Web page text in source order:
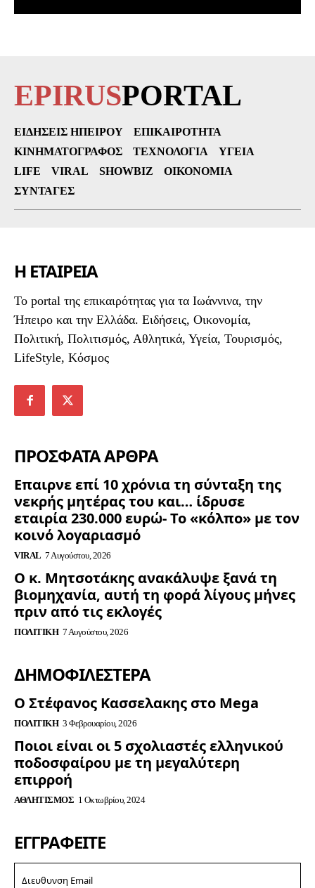
EPIRUSPORTAL
ΕΙΔΉΣΕΙΣ ΗΠΕΊΡΟΥ
ΕΠΙΚΑΙΡΌΤΗΤΑ
ΚΙΝΗΜΑΤΟΓΡΆΦΟΣ
ΤΕΧΝΟΛΟΓΊΑ
ΥΓΕΊΑ
LIFE
VIRAL SHOWBIZ
ΟΙΚΟΝΟΜΊΑ
ΣΥΝΤΑΓΈΣ
Η ΕΤΑΙΡΕΙΑ
To portal της επικαιρότητας για τα Ιωάννινα, την
Ήπειρο και την Ελλάδα. Ειδήσεις, Οικονομία,
Πολιτική, Πολιτισμός, Αθλητικά, Υγεία, Τουρισμός,
LifeStyle, Κόσμος
ΠΡΟΣΦΑΤΑ ΑΡΘΡΑ
Επαιρνε επί 10 χρόνια τη σύνταξη της
νεκρής μητέρας του και… ίδρυσε
εταιρία 230.000 ευρώ- Το «κόλπο» με τον
κοινό λογαριασμό
VIRAL 7 Αυγούστου, 2026
Ο κ. Μητσοτάκης ανακάλυψε ξανά τη
βιομηχανία, αυτή τη φορά λίγους μήνες
πριν από τις εκλογές
ΠΟΛΙΤΙΚΉ 7 Αυγούστου, 2026
ΔΗΜΟΦΙΛΈΣΤΕΡΑ
Ο Στέφανος Κασσελακης στο Mega
ΠΟΛΙΤΙΚΉ 3 Φεβρουαρίου, 2026
Ποιοι είναι οι 5 σχολιαστές ελληνικού
ποδοσφαίρου με τη μεγαλύτερη
επιρροή
ΑΘΛΗΤΙΣΜΌΣ 1 Οκτωβρίου, 2024
ΕΓΓΡΑΦΕΊΤΕ